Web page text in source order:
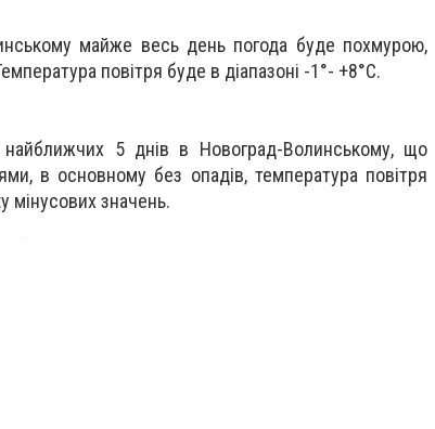
майже весь день погода буде похмурою,
повітря буде в діапазоні -1°- +8°C.
5 днів в Новоград-Волинському, що
в основному без опадів, температура повітря
мінусових значень.